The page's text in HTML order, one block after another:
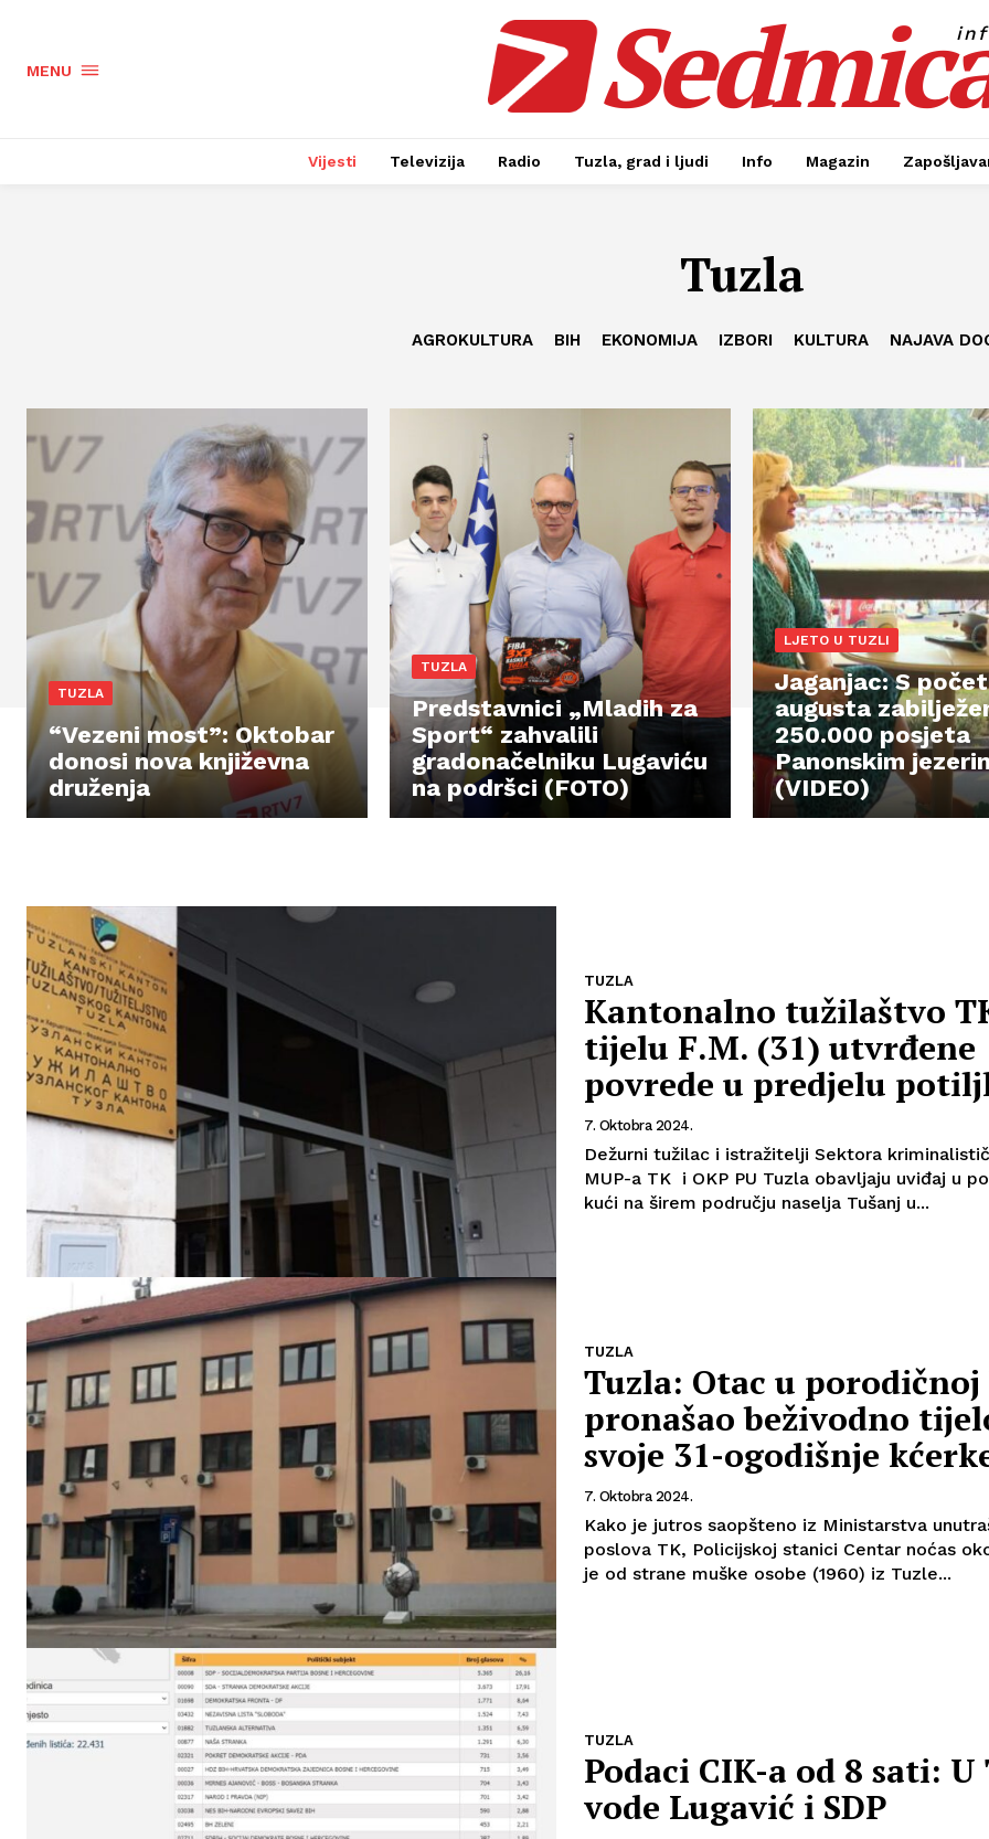
O nama
Impressum
MENU
Vijesti Televizija Radio Tuzla, grad i ljudi Info Magazin
Tuzla
AGROKULTURA BIH EKONOMIJA IZBORI KULTURA NAJAVA
TUZLA
“Vezeni most”: Oktobar
donosi nova književna
druženja
TUZLA
Predstavnici „Mladih za
Sport“ zahvalili
gradonačelniku Lugaviću
na podršci (FOTO)
LJETO U TUZLI
Jaganjac: S
augusta
250.000 posjeta
Panonskim
(VIDEO)
TUZLA
Kantonalno tužilaštvo
tijelu F.M. (31) utvrđene
povrede u predjelu
7. Oktobra 2024.
Dežurni tužilac i istražitelji Sektora
MUP-a TK i OKP PU Tuzla obavljaju uviđaj u
kući na širem području naselja Tušanj u...
TUZLA
Tuzla: Otac u
pronašao beživodno
svoje 31-ogodišnje
7. Oktobra 2024.
Kako je jutros saopšteno iz Ministarstva
poslova TK, Policijskoj stanici Centar noćas
je od strane muške osobe (1960) iz Tuzle...
TUZLA
Podaci CIK-a od 8 sati:
vode Lugavić i SDP